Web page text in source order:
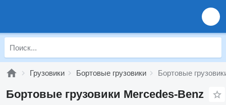
Грузовики Бортовые грузовики Бортовые
Бортовые грузовики Mercedes-Benz